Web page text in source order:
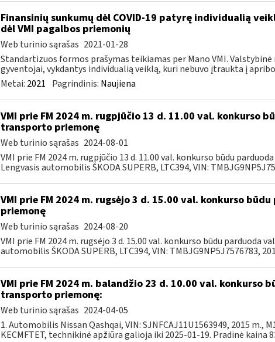
Finansinių sunkumų dėl COVID-19 patyrę individualią
dėl VMI pagalbos priemonių
Web turinio sąrašas 2021-01-28
Standartizuos formos prašymas teikiamas per Mano VMI.
gyventojai, vykdantys individualią veiklą, kuri nebuvo įtraukta į
Metai: 2021 Pagrindinis: Naujiena
VMI prie FM 2024 m. rugpjūčio 13 d. 11.00 val. konkurso
transporto priemonę
Web turinio sąrašas 2024-08-01
VMI prie FM 2024 m. rugpjūčio 13 d. 11.00 val. konkurso būdu
Lengvasis automobilis ŠKODA SUPERB, LTC394, VIN:
VMI prie FM 2024 m. rugsėjo 3 d. 15.00 val. konkurso
priemonę
Web turinio sąrašas 2024-08-20
VMI prie FM 2024 m. rugsėjo 3 d. 15.00 val. konkurso būdu
automobilis ŠKODA SUPERB, LTC394, VIN: TMBJG9NP5J7576783,
VMI prie FM 2024 m. balandžio 23 d. 10.00 val. konkurso
transporto priemonę:
Web turinio sąrašas 2024-04-05
1. Automobilis Nissan Qashqai, VIN: SJNFCAJ11U1563949, 2015 m.,
KECMFTET, technikinė apžiūra galioja iki 2025-01-19. Pradinė kaina